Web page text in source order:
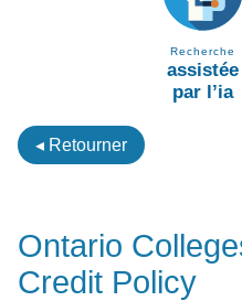
Recherche
assistée
par l’ia
◂ Retourner
Ontario
Credit Policy